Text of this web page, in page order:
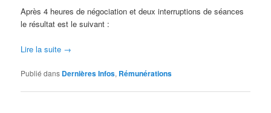
Après 4 heures de négociation et deux interruptions de séances
le résultat est le suivant :
Lire la suite →
Publié dans Dernières Infos, Rémunérations